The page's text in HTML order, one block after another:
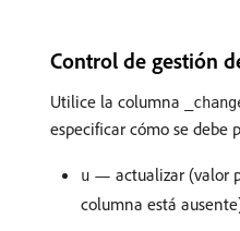
Control de gestión
Utilice la columna
especificar cómo se debe
u — actualizar (valor
columna está